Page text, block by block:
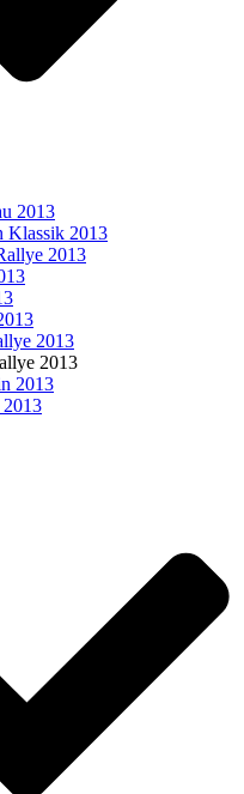
2013
Klassik 2013
2013
2013
2013
2013
2013